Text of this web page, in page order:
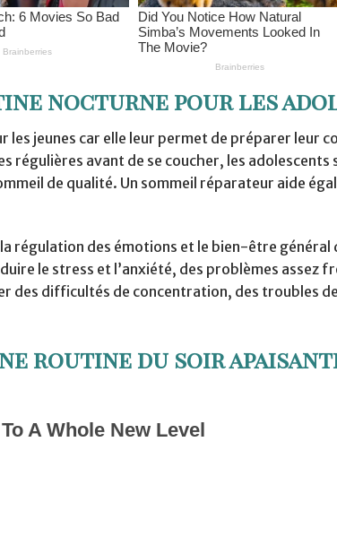
nocturne pour les
les jeunes car elle leur permet de préparer leur
régulières avant de se coucher, les adolescents
de qualité. Un sommeil réparateur aide
régulation des émotions et le bien-être
le stress et l’anxiété, des problèmes assez
des difficultés de concentration, des troubles
routine du soir